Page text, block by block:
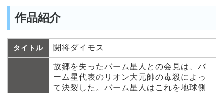
作品紹介
タイトル 闘将ダイモス
故郷を失ったバーム星人との会見は、バ
ーム星代表のリオン大元帥の毒殺によっ
て決裂した。バーム星人はこれを地球側